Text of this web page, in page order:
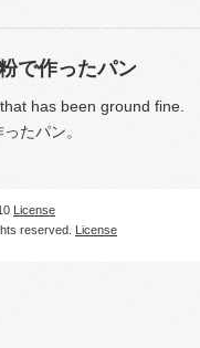
で作ったパン
has been ground fine.
たパン。
License
reserved. License